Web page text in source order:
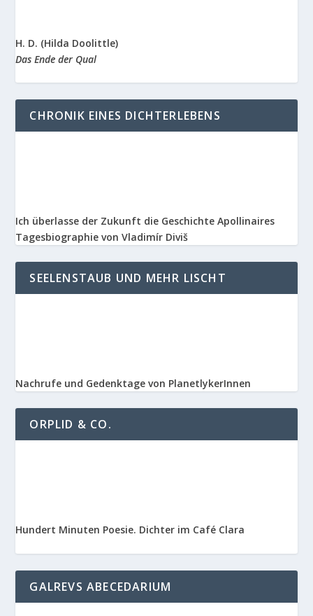
H. D. (Hilda Doolittle)
Das Ende der Qual
CHRONIK EINES DICHTERLEBENS
Ich überlasse der Zukunft die Geschichte Apollinaires
Tagesbiographie von Vladimír Diviš
SEELENSTAUB UND MEHR LISCHT
Nachrufe und Gedenktage von PlanetlykerInnen
ORPLID & CO.
Hundert Minuten Poesie. Dichter im Café Clara
GALREVS ABECEDARIUM